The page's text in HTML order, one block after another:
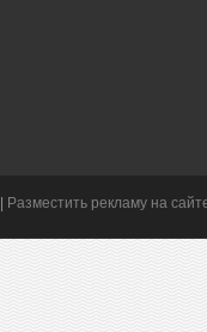
Разместить рекламу на